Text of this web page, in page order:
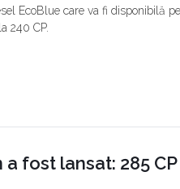
EcoBlue care va fi disponibilă
240 CP.
fost lansat: 285